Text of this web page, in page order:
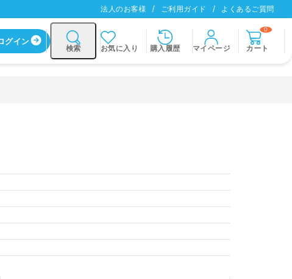
法人のお客様 ご利用ガイド よくあるご質問
グイン
検索 お気に入り 購入履歴 マイページ カート
0